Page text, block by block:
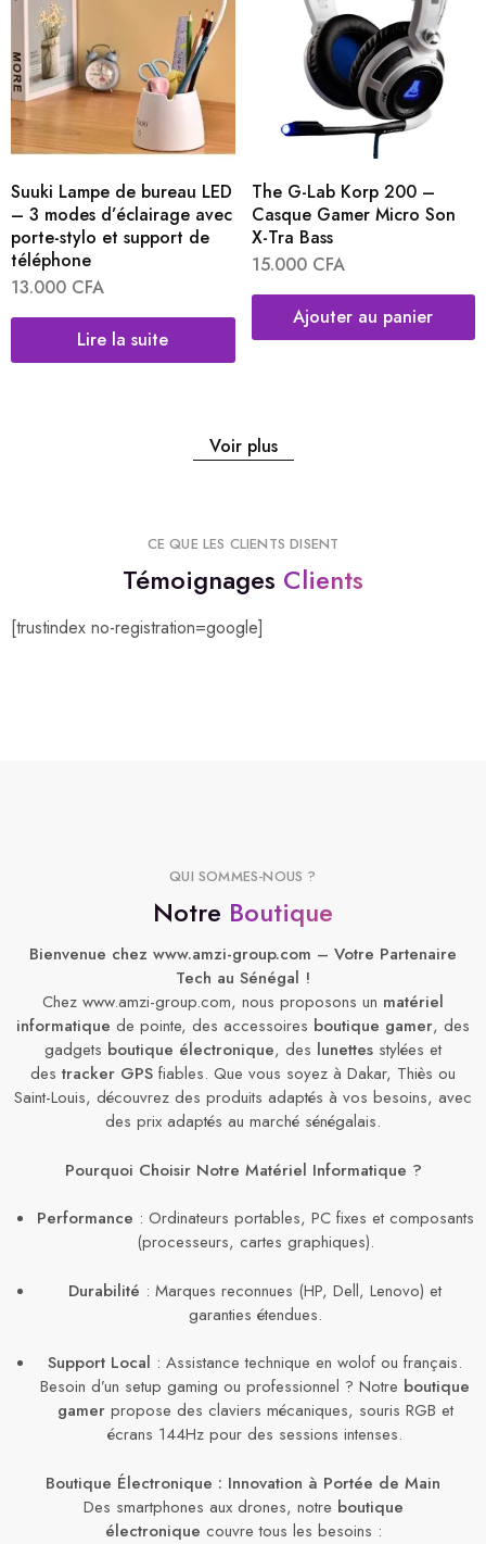
Suuki Lampe de bureau LED
– 3 modes d’éclairage avec
porte-stylo et support de
téléphone
13.000 CFA
Lire la suite
The G-Lab Korp 200 –
Casque Gamer Micro Son
X-Tra Bass
15.000 CFA
Ajouter au panier
Voir plus
CE QUE LES CLIENTS DISENT
Témoignages Clients
[trustindex no-registration=google]
QUI SOMMES-NOUS ?
Notre Boutique
Bienvenue chez www.amzi-group.com – Votre Partenaire
Tech au Sénégal !
Chez www.amzi-group.com, nous proposons un matériel
informatique de pointe, des accessoires boutique gamer, des
gadgets boutique électronique, des lunettes stylées et
destracker GPS fiables. Que vous soyez à Dakar, Thiès ou
Saint-Louis, découvrez des produits adaptés à vos besoins, avec
des prix adaptés au marché sénégalais.
Pourquoi Choisir Notre Matériel Informatique ?
Performance : Ordinateurs portables, PC fixes et composants
(processeurs, cartes graphiques).
Durabilité : Marques reconnues (HP, Dell, Lenovo) et
garanties étendues.
Support Local : Assistance technique en wolof ou français.
Besoin d’un setup gaming ou professionnel ? Notre boutique
gamerpropose des claviers mécaniques, souris RGB et
écrans 144Hz pour des sessions intenses.
Boutique Électronique : Innovation à Portée de Main
Des smartphones aux drones, notre boutique
électronique couvre tous les besoins :